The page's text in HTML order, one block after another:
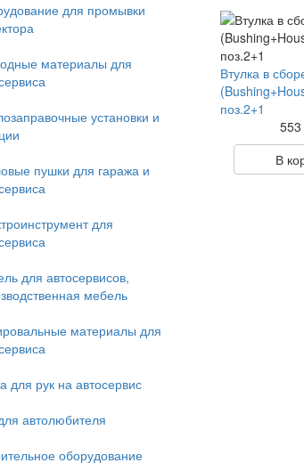
для промывки
материалы для
установки и
пушки для гаража и
для
для автосервисов,
мебель
материалы для
для рук на автосервис
автолюбителя
оборудование
Втулка в
поз.2+1
553
В